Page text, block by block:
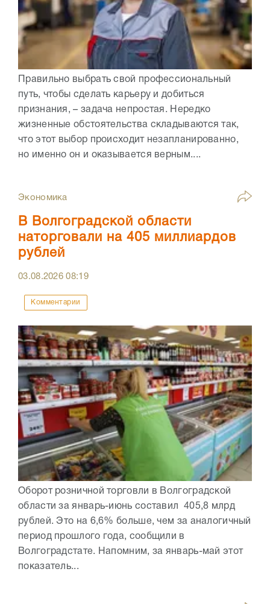
Правильно выбрать свой профессиональный
путь, чтобы сделать карьеру и добиться
признания, – задача непростая. Нередко
жизненные обстоятельства складываются так,
что этот выбор происходит незапланированно,
но именно он и оказывается верным....
Экономика
В Волгоградской области
наторговали на 405 миллиардов
рублей
03.08.202608:19
Комментарии
Оборот розничной торговли в Волгоградской
области за январь-июнь составил 405,8 млрд
рублей. Это на 6,6% больше, чем за аналогичный
период прошлого года, сообщили в
Волгоградстате. Напомним, за январь-май этот
показатель...